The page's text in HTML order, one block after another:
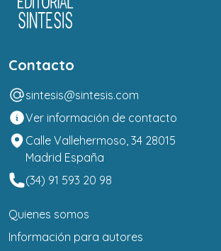
Contacto
sintesis@sintesis.com
Ver información de contacto
Calle Vallehermoso, 34 28015
Madrid España
(34) 91 593 20 98
Quienes somos
Información para autores